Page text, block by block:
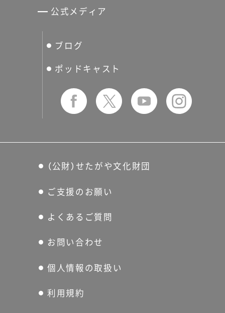
無い。見ていただかないと。」
のお言葉。ご来場の皆様も、ぜ
ひ、フォトスポットでの写真
をお知り合いにご紹介してく
ださい。
分館スケジュール
せたおん
せたがやアーツカード
友の会
公式メディア
ブログ
ポッドキャスト
（公財）せたがや文化財団
ご支援のお願い
よくあるご質問
お問い合わせ
個人情報の取扱い
利用規約